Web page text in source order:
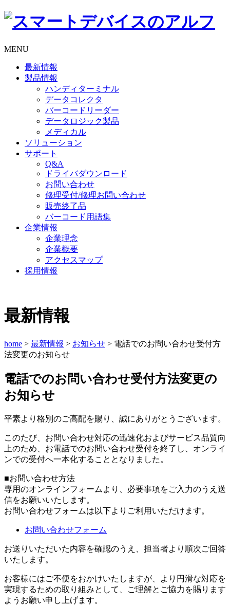
MENU
最新情報
製品情報
ハンディターミナル
データコレクタ
バーコードリーダー
データロジック製品
メディカル
ソリューション
サポート
Q&A
ドライバダウンロード
お問い合わせ
修理受付/修理お問い合わせ
販売終了品
バーコード用語集
企業情報
企業理念
企業概要
アクセスマップ
採用情報
最新情報
home > 最新情報 > お知らせ > 電話でのお問い合わせ受付方
法変更のお知らせ
電話でのお問い合わせ受付方法変更の
お知らせ
平素より格別のご高配を賜り、誠にありがとうございます。
このたび、お問い合わせ対応の迅速化およびサービス品質向
上のため、お電話でのお問い合わせ受付を終了し、オンライ
ンでの受付へ一本化することとなりました。
■お問い合わせ方法
専用のオンラインフォームより、必要事項をご入力のうえ送
信をお願いいたします。
お問い合わせフォームは以下よりご利用いただけます。
お問い合わせフォーム
お送りいただいた内容を確認のうえ、担当者より順次ご回答
いたします。
お客様にはご不便をおかけいたしますが、より円滑な対応を
実現するための取り組みとして、ご理解とご協力を賜ります
ようお願い申し上げます。